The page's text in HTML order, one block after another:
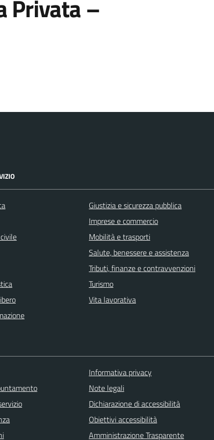
Privata –
Giustizia e sicurezza pubblica
Imprese e commercio
Mobilità e trasporti
Salute, benessere e assistenza
Tributi, finanze e contravvenzioni
Turismo
Vita lavorativa
Informativa privacy
Note legali
Dichiarazione di accessibilità
Obiettivi accessibilità
Amministrazione Trasparente